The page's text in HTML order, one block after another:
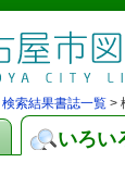
検索結果書誌一覧 >
いろい